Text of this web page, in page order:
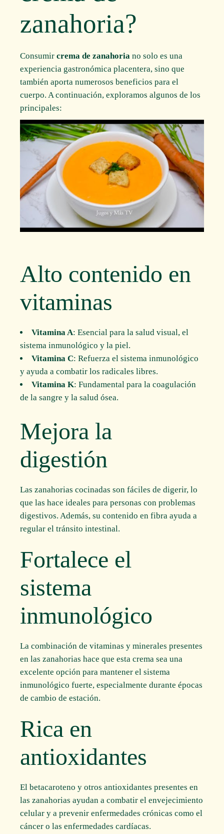
zanahoria?
Consumircrema de zanahoria no solo es una
experiencia gastronómica placentera, sino que
también aporta numerosos beneficios para el
cuerpo. A continuación, exploramos algunos de los
principales:
Alto contenido en
vitaminas
Vitamina A: Esencial para la salud visual, el
sistema inmunológico y la piel.
Vitamina C: Refuerza el sistema inmunológico
y ayuda a combatir los radicales libres.
Vitamina K: Fundamental para la coagulación
de la sangre y la salud ósea.
Mejora la
digestión
Las zanahorias cocinadas son fáciles de digerir, lo
que las hace ideales para personas con problemas
digestivos. Además, su contenido en fibra ayuda a
regular el tránsito intestinal.
Fortalece el
sistema
inmunológico
La combinación de vitaminas y minerales presentes
en las zanahorias hace que esta crema sea una
excelente opción para mantener el sistema
inmunológico fuerte, especialmente durante épocas
de cambio de estación.
Rica en
antioxidantes
El betacaroteno y otros antioxidantes presentes en
las zanahorias ayudan a combatir el envejecimiento
celular y a prevenir enfermedades crónicas como el
cáncer o las enfermedades cardíacas.